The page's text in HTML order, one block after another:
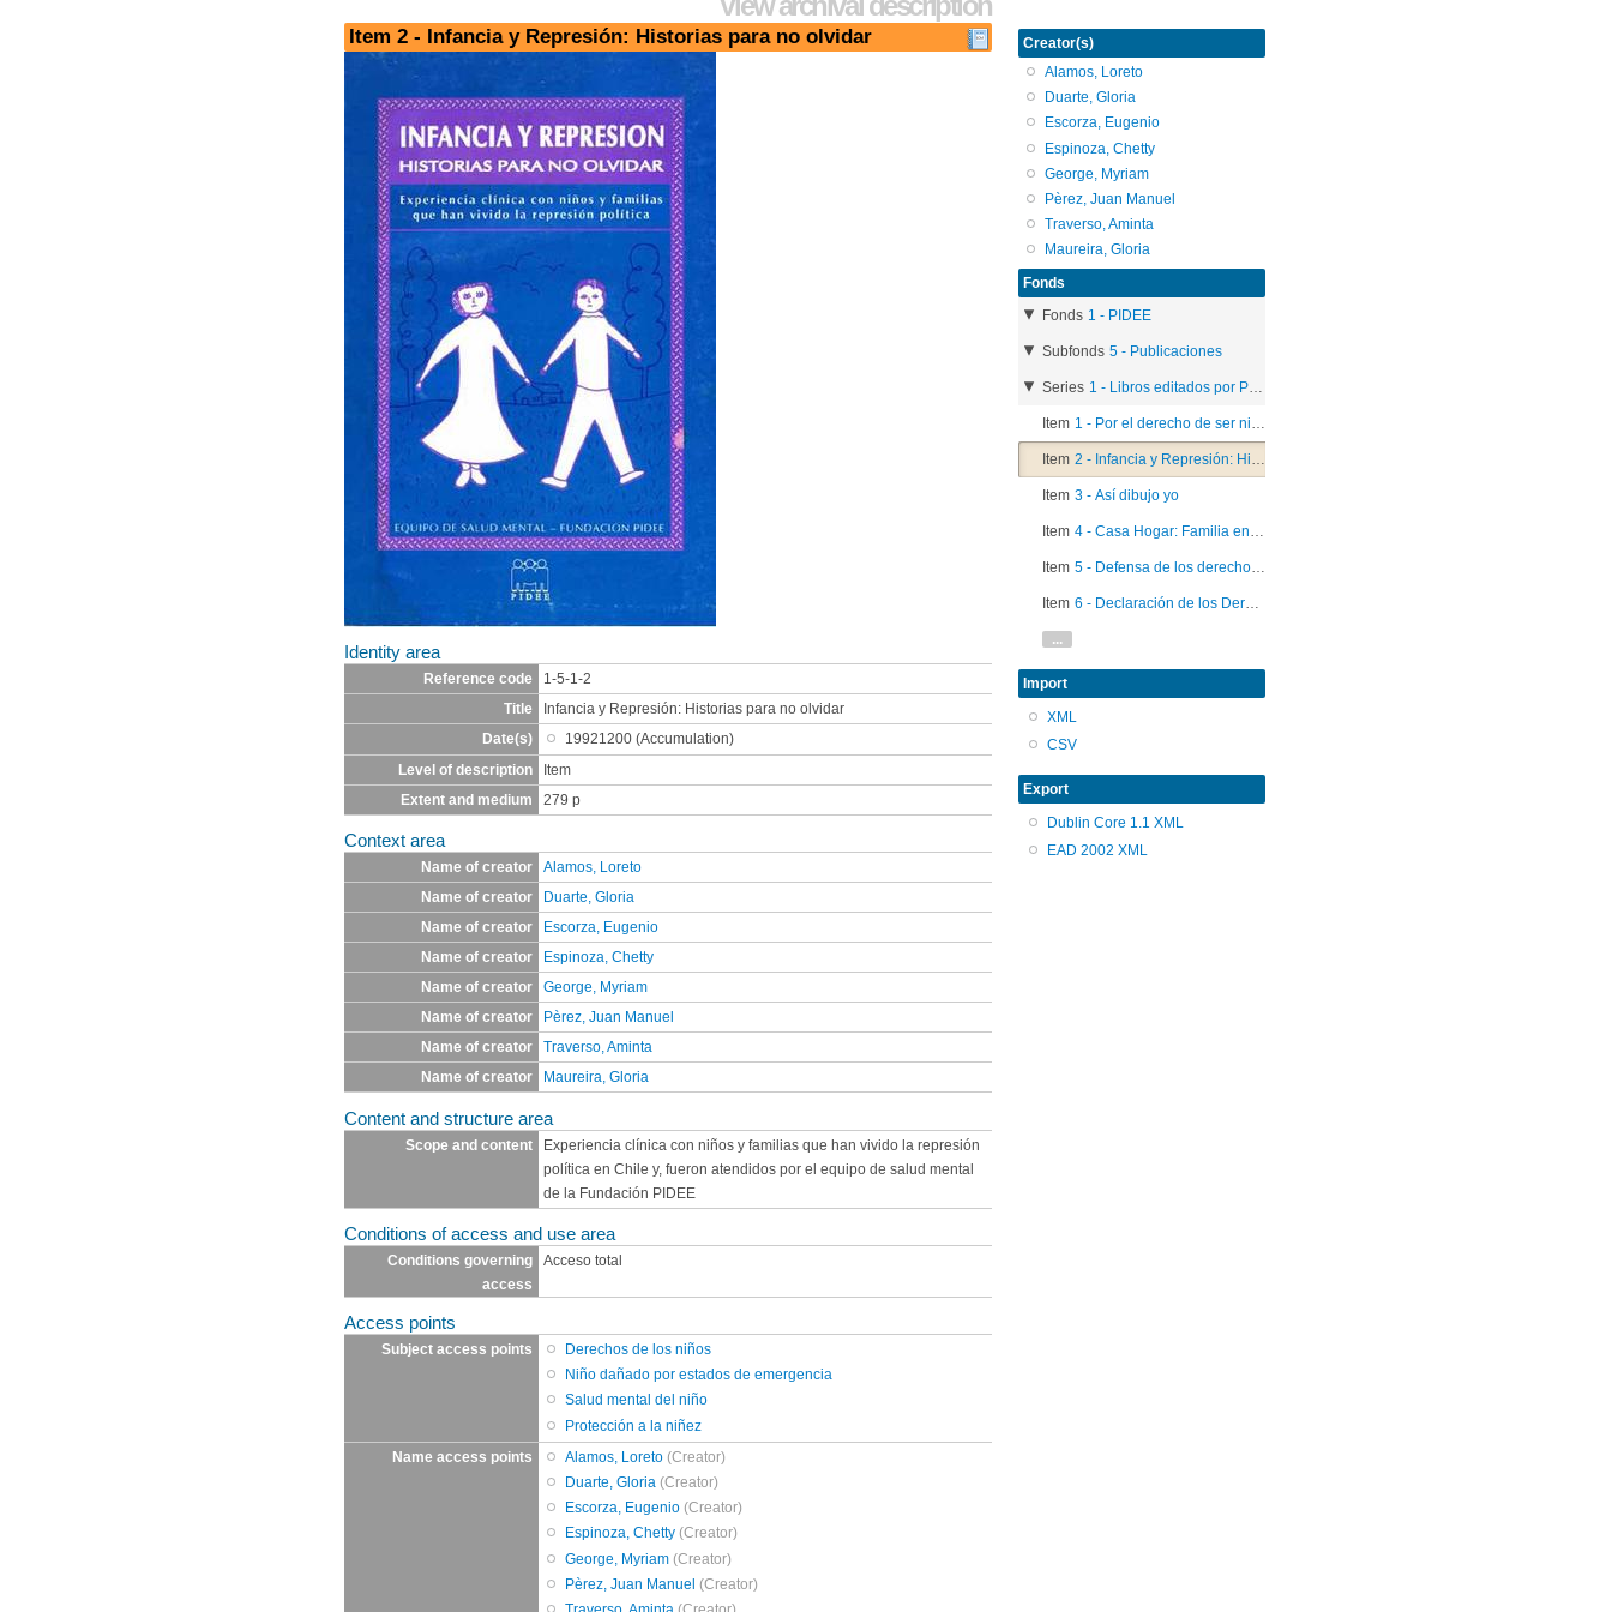
Item 2 - Infancia y Represión: Historias para no olvidar
Identity area
Reference code
1-5-1-2
Title
Infancia y Represión: Historias para no olvidar
Date(s)
19921200 (Accumulation)
Level of description
Item
Extent and medium
279 p
Context area
Name of creator
Alamos, Loreto
Name of creator
Duarte, Gloria
Name of creator
Escorza, Eugenio
Name of creator
Espinoza, Chetty
Name of creator
George, Myriam
Name of creator
Pèrez, Juan Manuel
Name of creator
Traverso, Aminta
Name of creator
Maureira, Gloria
Content and structure area
Scope and content
Experiencia clínica con niños y familias que han vivido la represión
política en Chile y, fueron atendidos por el equipo de salud mental
de la Fundación PIDEE
Conditions of access and use area
Conditions governing
access
Acceso total
Access points
Subject access points
Derechos de los niños
Niño dañado por estados de emergencia
Salud mental del niño
Protección a la niñez
Name access points
Alamos, Loreto (Creator)
Duarte, Gloria (Creator)
Escorza, Eugenio (Creator)
Espinoza, Chetty (Creator)
George, Myriam (Creator)
Pèrez, Juan Manuel (Creator)
Creator(s)
Alamos, Loreto
Duarte, Gloria
Escorza, Eugenio
Espinoza, Chetty
George, Myriam
Pèrez, Juan Manuel
Traverso, Aminta
Maureira, Gloria
Fonds
Fonds 1 - PIDEE
Subfonds 5 - Publicaciones
Series 1 - Libros editados por PIDEE
Item 1 - Por el derecho de ser niño
Item 2 - Infancia y Represión: Historias para no olvidar
Item 3 - Así dibujo yo
Item 4 - Casa Hogar: Familia en emergencia
Item 5 - Defensa de los derechos del niño: antecedentes históricos desde la perspectiva de Chile
Item 6 - Declaración de los Derechos del Niño. Edición bilingüe
...
Import
XML
CSV
Export
Dublin Core 1.1 XML
EAD 2002 XML